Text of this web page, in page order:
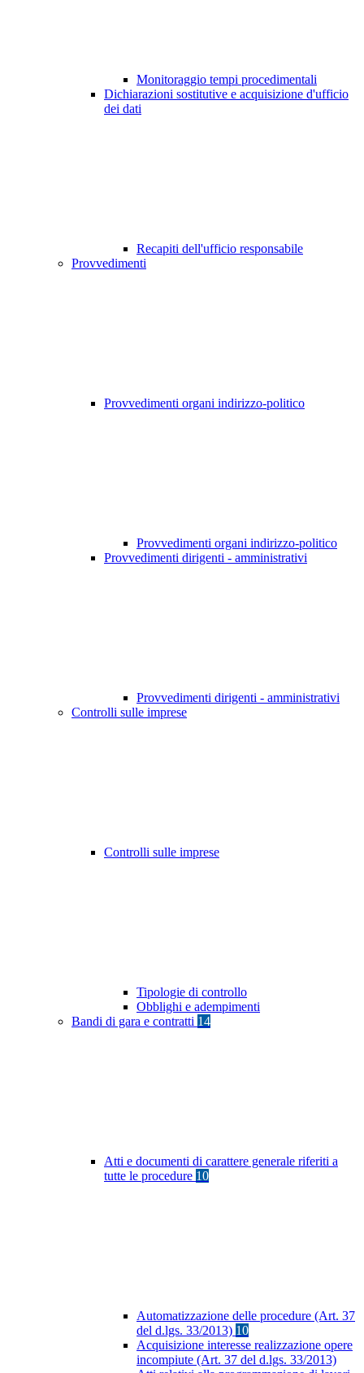
Monitoraggio tempi procedimentali
Dichiarazioni sostitutive e acquisizione d'ufficio
dei dati
Recapiti dell'ufficio responsabile
Provvedimenti
Provvedimenti organi indirizzo-politico
Provvedimenti organi indirizzo-politico
Provvedimenti dirigenti - amministrativi
Provvedimenti dirigenti - amministrativi
Controlli sulle imprese
Controlli sulle imprese
Tipologie di controllo
Obblighi e adempimenti
Bandi di gara e contratti 14
Atti e documenti di carattere generale riferiti a
tutte le procedure 10
Automatizzazione delle procedure (Art. 37
del d.lgs. 33/2013) 10
Acquisizione interesse realizzazione opere
incompiute (Art. 37 del d.lgs. 33/2013)